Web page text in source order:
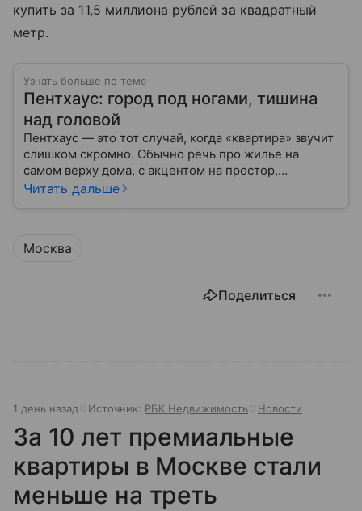
купить за 11,5 миллиона рублей за квадратный
метр.
Узнать больше по теме
Пентхаус: город под ногами, тишина
над головой
Пентхаус — это тот случай, когда «квартира» звучит
слишком скромно. Обычно речь про жилье на
самом верху дома, с акцентом на простор,
приватность и виды.
Читать дальше
Москва
Поделиться
1 день назад Источник: РБК Недвижимость Новости
За 10 лет премиальные
квартиры в Москве стали
меньше на треть